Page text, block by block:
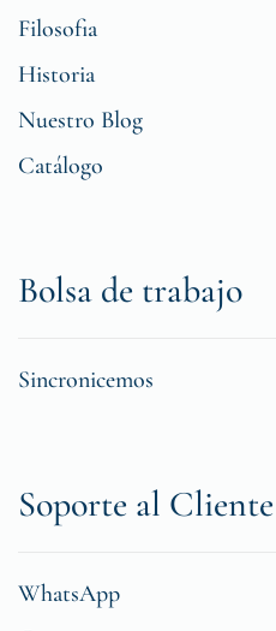
Filosofia
Historia
Nuestro Blog
Catálogo
Bolsa de trabajo
Sincronicemos
Soporte al Cliente
WhatsApp